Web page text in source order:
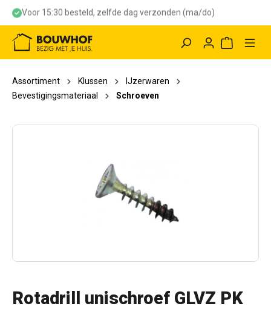
Voor 15:30 besteld, zelfde dag verzonden (ma/do)
Assortiment Klussen
IJzerwaren
Bevestigingsmateriaal
Schroeven
Rotadrill unischroef GLVZ PK